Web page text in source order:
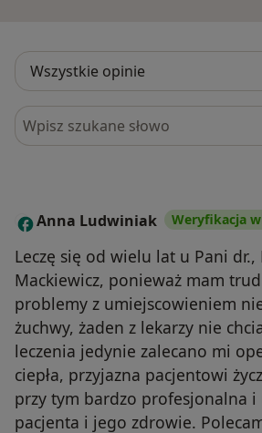
Szukaj w opiniach
A Anna Ludwiniak Weryfikacja
Leczę się od wielu lat u Pani dr.,
Mackiewicz, ponieważ mam
problemy z umiejscowieniem
żuchwy, żaden z lekarzy nie
leczenia jedynie zalecano mi
ciepła, przyjazna pacjentowi
przy tym bardzo profesjonalna i
pacjenta i jego zdrowie.